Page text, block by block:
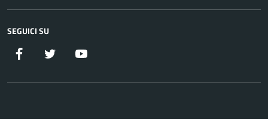
SEGUICI SU
Facebook Twitter